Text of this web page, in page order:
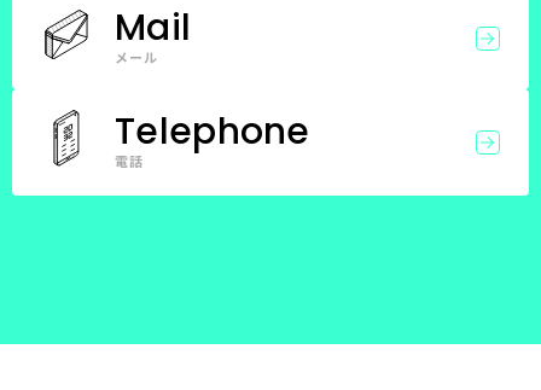
Mail
メール
Telephone
電話